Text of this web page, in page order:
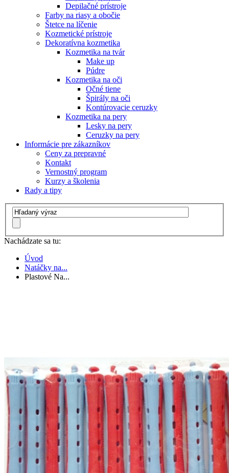
Depilačné prístroje
Farby na riasy a obočie
Štetce na líčenie
Kozmetické prístroje
Dekoratívna kozmetika
Kozmetika na tvár
Make up
Púdre
Kozmetika na oči
Očné tiene
Špirály na oči
Kontúrovacie ceruzky
Kozmetika na pery
Lesky na pery
Ceruzky na pery
Informácie pre zákazníkov
Ceny za prepravné
Kontakt
Vernostný program
Kurzy a školenia
Rady a tipy
Nachádzate sa tu:
Úvod
Natáčky na...
Plastové Na...